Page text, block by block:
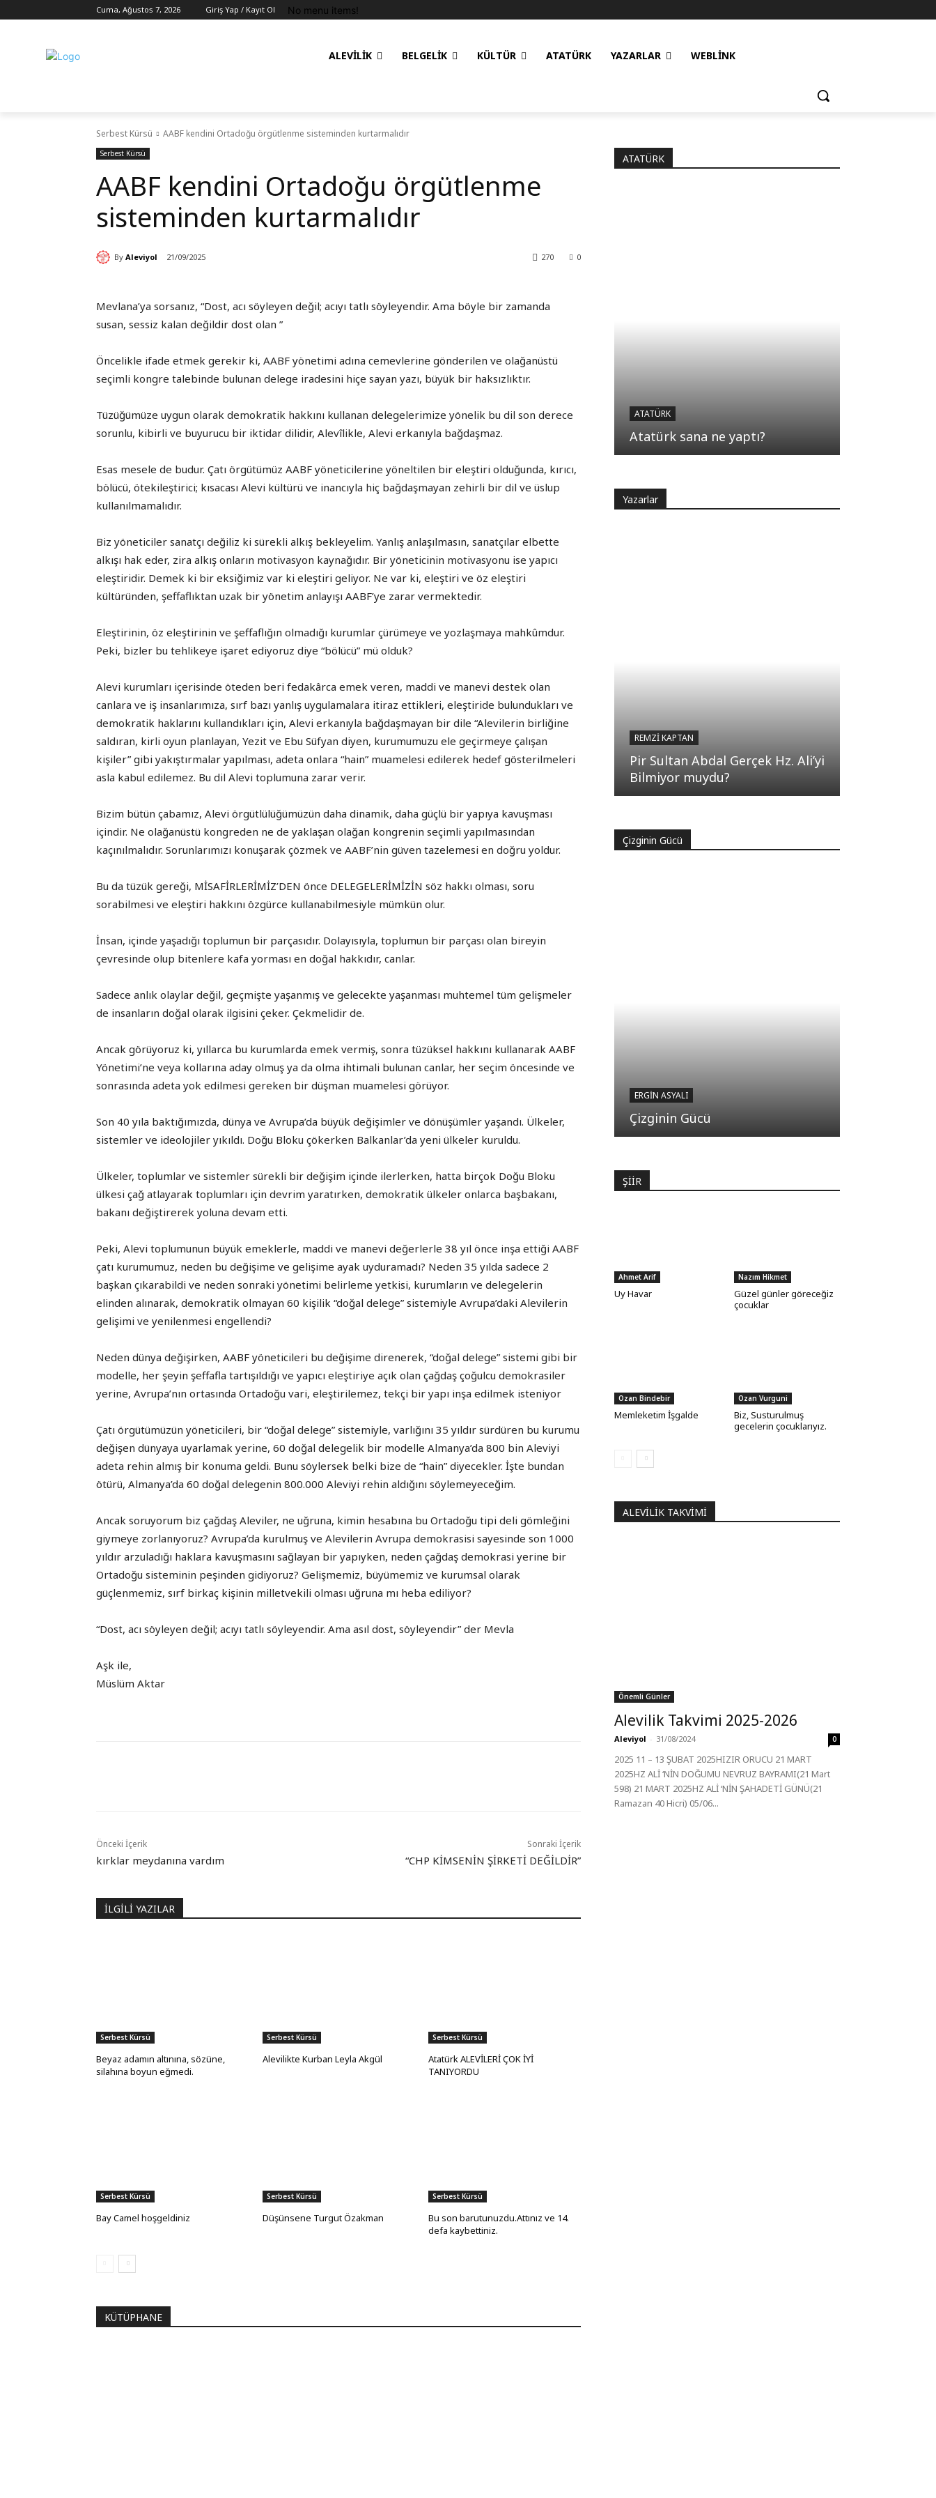
Cuma, Ağustos 7, 2026 Giriş Yap / Kayıt Ol No menu items!
ALEVILIK BELGELIK KÜLTÜR ATATÜRK YAZARLAR WEBLINK
Serbest Kürsü AABF kendini Ortadoğu örgütlenme sisteminden kurtarmalıdır
Serbest Kürsü
AABF kendini Ortadoğu örgütlenme
sisteminden kurtarmalıdır
By Aleviyol 21/09/2025 0
270
Mevlana’ya sorsanız, “Dost, acı söyleyen değil; acıyı tatlı söyleyendir. Ama böyle bir zamanda
susan, sessiz kalan değildir dost olan ”
Öncelikle ifade etmek gerekir ki, AABF yönetimi adına cemevlerine gönderilen ve olağanüstü
seçimli kongre talebinde bulunan delege iradesini hiçe sayan yazı, büyük bir haksızlıktır.
Tüzüğümüze uygun olarak demokratik hakkını kullanan delegelerimize yönelik bu dil son derece
sorunlu, kibirli ve buyurucu bir iktidar dilidir, Alevîlikle, Alevi erkanıyla bağdaşmaz.
Esas mesele de budur. Çatı örgütümüz AABF yöneticilerine yöneltilen bir eleştiri olduğunda, kırıcı,
bölücü, ötekileştirici; kısacası Alevi kültürü ve inancıyla hiç bağdaşmayan zehirli bir dil ve üslup
kullanılmamalıdır.
Biz yöneticiler sanatçı değiliz ki sürekli alkış bekleyelim. Yanlış anlaşılmasın, sanatçılar elbette
alkışı hak eder, zira alkış onların motivasyon kaynağıdır. Bir yöneticinin motivasyonu ise yapıcı
eleştiridir. Demek ki bir eksiğimiz var ki eleştiri geliyor. Ne var ki, eleştiri ve öz eleştiri
kültüründen, şeffaflıktan uzak bir yönetim anlayışı AABF’ye zarar vermektedir.
Eleştirinin, öz eleştirinin ve şeffaflığın olmadığı kurumlar çürümeye ve yozlaşmaya mahkûmdur.
Peki, bizler bu tehlikeye işaret ediyoruz diye “bölücü” mü olduk?
Alevi kurumları içerisinde öteden beri fedakârca emek veren, maddi ve manevi destek olan
canlara ve iş insanlarımıza, sırf bazı yanlış uygulamalara itiraz ettikleri, eleştiride bulundukları ve
demokratik haklarını kullandıkları için, Alevi erkanıyla bağdaşmayan bir dile “Alevilerin birliğine
saldıran, kirli oyun planlayan, Yezit ve Ebu Süfyan diyen, kurumumuzu ele geçirmeye çalışan
kişiler” gibi yakıştırmalar yapılması, adeta onlara “hain” muamelesi edilerek hedef gösterilmeleri
asla kabul edilemez. Bu dil Alevi toplumuna zarar verir.
Bizim bütün çabamız, Alevi örgütlülüğümüzün daha dinamik, daha güçlü bir yapıya kavuşması
içindir. Ne olağanüstü kongreden ne de yaklaşan olağan kongrenin seçimli yapılmasından
kaçınılmalıdır. Sorunlarımızı konuşarak çözmek ve AABF’nin güven tazelemesi en doğru yoldur.
Bu da tüzük gereği, MİSAFİRLERİMİZ’DEN önce DELEGELERİMİZİN söz hakkı olması, soru
sorabilmesi ve eleştiri hakkını özgürce kullanabilmesiyle mümkün olur.
İnsan, içinde yaşadığı toplumun bir parçasıdır. Dolayısıyla, toplumun bir parçası olan bireyin
çevresinde olup bitenlere kafa yorması en doğal hakkıdır, canlar.
Sadece anlık olaylar değil, geçmişte yaşanmış ve gelecekte yaşanması muhtemel tüm gelişmeler
de insanların doğal olarak ilgisini çeker. Çekmelidir de.
Ancak görüyoruz ki, yıllarca bu kurumlarda emek vermiş, sonra tüzüksel hakkını kullanarak AABF
Yönetimi’ne veya kollarına aday olmuş ya da olma ihtimali bulunan canlar, her seçim öncesinde ve
sonrasında adeta yok edilmesi gereken bir düşman muamelesi görüyor.
Son 40 yıla baktığımızda, dünya ve Avrupa’da büyük değişimler ve dönüşümler yaşandı. Ülkeler,
sistemler ve ideolojiler yıkıldı. Doğu Bloku çökerken Balkanlar’da yeni ülkeler kuruldu.
Ülkeler, toplumlar ve sistemler sürekli bir değişim içinde ilerlerken, hatta birçok Doğu Bloku
ülkesi çağ atlayarak toplumları için devrim yaratırken, demokratik ülkeler onlarca başbakanı,
bakanı değiştirerek yoluna devam etti.
Peki, Alevi toplumunun büyük emeklerle, maddi ve manevi değerlerle 38 yıl önce inşa ettiği AABF
çatı kurumumuz, neden bu değişime ve gelişime ayak uyduramadı? Neden 35 yılda sadece 2
başkan çıkarabildi ve neden sonraki yönetimi belirleme yetkisi, kurumların ve delegelerin
elinden alınarak, demokratik olmayan 60 kişilik “doğal delege” sistemiyle Avrupa’daki Alevilerin
gelişimi ve yenilenmesi engellendi?
Neden dünya değişirken, AABF yöneticileri bu değişime direnerek, “doğal delege” sistemi gibi bir
modelle, her şeyin şeffafla tartışıldığı ve yapıcı eleştiriye açık olan çağdaş çoğulcu demokrasiler
yerine, Avrupa’nın ortasında Ortadoğu vari, eleştirilemez, tekçi bir yapı inşa edilmek isteniyor
Çatı örgütümüzün yöneticileri, bir “doğal delege” sistemiyle, varlığını 35 yıldır sürdüren bu kurumu
değişen dünyaya uyarlamak yerine, 60 doğal delegelik bir modelle Almanya’da 800 bin Aleviyi
adeta rehin almış bir konuma geldi. Bunu söylersek belki bize de “hain” diyecekler. İşte bundan
ötürü, Almanya’da 60 doğal delegenin 800.000 Aleviyi rehin aldığını söylemeyeceğim.
Ancak soruyorum biz çağdaş Aleviler, ne uğruna, kimin hesabına bu Ortadoğu tipi deli gömleğini
giymeye zorlanıyoruz? Avrupa’da kurulmuş ve Alevilerin Avrupa demokrasisi sayesinde son 1000
yıldır arzuladığı haklara kavuşmasını sağlayan bir yapıyken, neden çağdaş demokrasi yerine bir
Ortadoğu sisteminin peşinden gidiyoruz? Gelişmemiz, büyümemiz ve kurumsal olarak
güçlenmemiz, sırf birkaç kişinin milletvekili olması uğruna mı heba ediliyor?
“Dost, acı söyleyen değil; acıyı tatlı söyleyendir. Ama asıl dost, söyleyendir” der Mevla
Aşk ile,
Müslüm Aktar
Önceki İçerik
kırklar meydanına vardım
Sonraki İçerik
“CHP KİMSENİN ŞİRKETİ DEĞİLDİR”
İLGİLİ YAZILAR
Serbest Kürsü
Beyaz adamın altınına, sözüne,
silahına boyun eğmedi.
Serbest Kürsü
Alevilikte Kurban Leyla Akgül
Serbest Kürsü
Atatürk ALEVİLERİ ÇOK İYİ
TANIYORDU
Serbest Kürsü
Bay Camel hoşgeldiniz
Serbest Kürsü
Düşünsene Turgut Özakman
Serbest Kürsü
Bu son barutunuzdu.Attınız ve 14.
defa kaybettiniz.
KÜTÜPHANE
ATATÜRK
ATATÜRK
Atatürk sana ne yaptı?
Yazarlar
REMZI KAPTAN
Pir Sultan Abdal Gerçek Hz. Ali’yi
Bilmiyor muydu?
Çizginin Gücü
ERGIN ASYALI
Çizginin Gücü
ŞİİR
Ahmet Arif
Uy Havar
Nazım Hikmet
Güzel günler göreceğiz
çocuklar
Ozan Bindebir
Memleketim İşgalde
Ozan Vurguni
Biz, Susturulmuş
gecelerin çocuklarıyız.
ALEVILIK TAKVIMI
Önemli Günler
Alevilik Takvimi 2025-2026
Aleviyol - 31/08/2024 0
2025 11 – 13 ŞUBAT 2025HIZIR ORUCU 21 MART
2025HZ ALİ ‘NİN DOĞUMU NEVRUZ BAYRAMI(21 Mart
598) 21 MART 2025HZ ALİ ‘NİN ŞAHADETİ GÜNÜ(21
Ramazan 40 Hicri) 05/06...